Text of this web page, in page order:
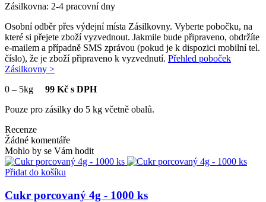
Zásilkovna: 2-4 pracovní dny
Osobní odběr přes výdejní místa Zásilkovny. Vyberte pobočku, na
které si přejete zboží vyzvednout. Jakmile bude připraveno, obdržíte
e-mailem a případně SMS zprávou (pokud je k dispozici mobilní tel.
číslo), že je zboží připraveno k vyzvednutí. Přehled poboček
Zásilkovny >
0 – 5kg 99 Kč s DPH
Pouze pro zásilky do 5 kg včetně obalů.
Recenze
Žádné komentáře
Mohlo by se Vám hodit
Přidat do košíku
Cukr porcovaný 4g - 1000 ks